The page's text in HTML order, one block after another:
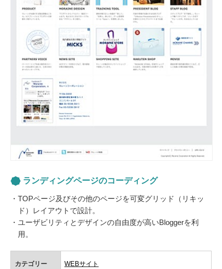
ランディングページのコーディング
TOPページ及びその他のページを可変グリッド（リキッ
ド）レイアウトで設計。
ユーザビリティとデザインの自由度が高いBloggerを利
用。
カテゴリー WEBサイト